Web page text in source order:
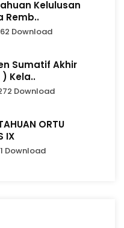
Kelulusan
Remb..
Download
Sumatif Akhir
Kela..
Download
ORTU
IX
Download